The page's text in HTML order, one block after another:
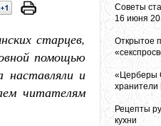
старцев,
помощью
наставляли и
читателям
Советы
16 июня
Открытое
«Церберы
хранители
Рецепты
кухни